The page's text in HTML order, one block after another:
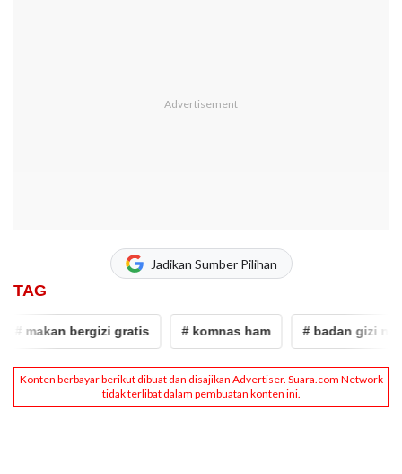
Jadikan Sumber Pilihan
TAG
makan bergizi gratis # komnas ham # badan gizi